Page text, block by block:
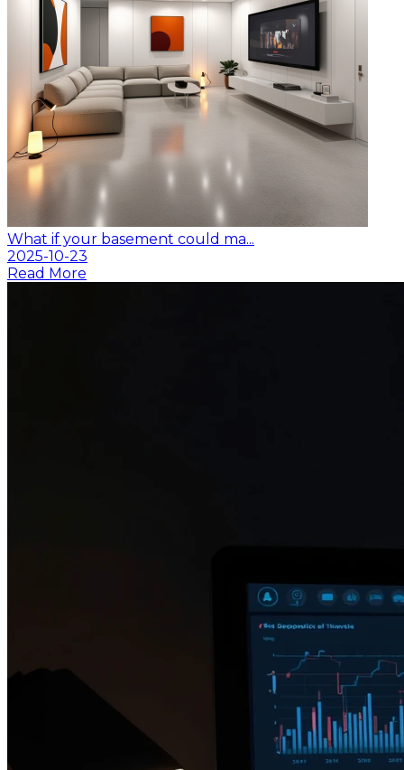
What if your basement could ma...
2025-10-23
Read More